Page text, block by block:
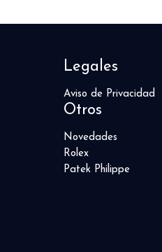
Legales
Aviso de Privacidad
Otros
Novedades
Rolex
Patek Philippe